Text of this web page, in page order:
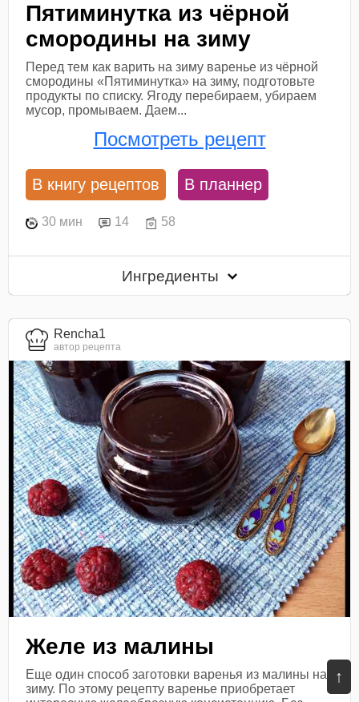
↑
Пятиминутка из чёрной
смородины на зиму
Перед тем как варить на зиму варенье из чёрной
смородины «Пятиминутка» на зиму, подготовьте
продукты по списку. Ягоду перебираем, убираем
мусор, промываем. Даем...
Посмотреть рецепт
В книгу рецептов В планнер
30 мин 14 58
Ингредиенты
Rencha1
автор рецепта
Желе из малины
Еще один способ заготовки варенья из малины на
зиму. По этому рецепту варенье приобретает